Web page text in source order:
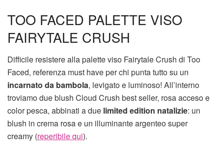
TOO FACED PALETTE VISO
FAIRYTALE CRUSH
Difficile resistere alla palette viso Fairytale Crush di Too
Faced, referenza must have per chi punta tutto su un
incarnato da bambola, levigato e luminoso! All’interno
troviamo due blush Cloud Crush best seller, rosa acceso e
color pesca, abbinati a due limited edition natalizie: un
blush in crema rosa e un illuminante argenteo super
creamy (reperibile qui).